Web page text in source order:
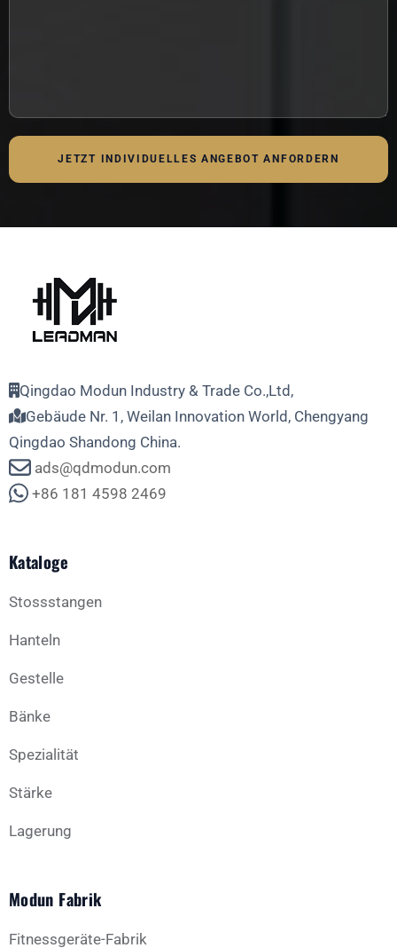
JETZT INDIVIDUELLES ANGEBOT ANFORDERN
Qingdao Modun Industry & Trade Co.,Ltd,
Gebäude Nr. 1, Weilan Innovation World, Chengyang
Qingdao Shandong China.
ads@qdmodun.com
+86 181 4598 2469
Kataloge
Stossstangen
Hanteln
Gestelle
Bänke
Spezialität
Stärke
Lagerung
Modun Fabrik
Fitnessgeräte-Fabrik